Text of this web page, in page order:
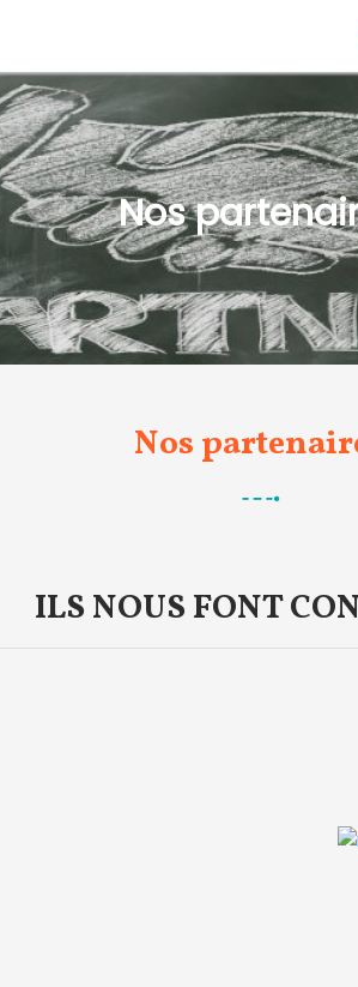
Nos
Nos
ILS NOUS FONT